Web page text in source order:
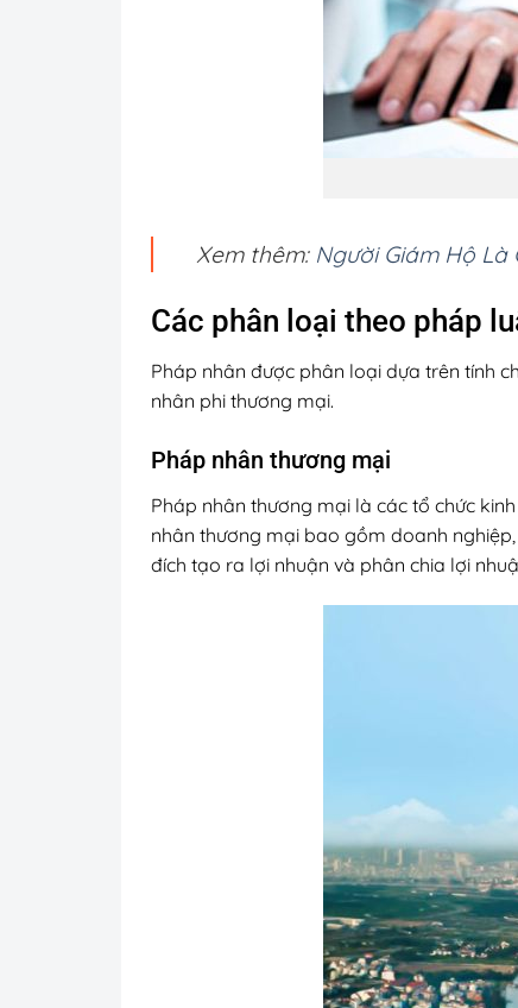
Xem thêm: Người Giám Hộ Là
Các phân loại theo pháp
Pháp nhân được phân loại dựa trên tính
nhân phi thương mại.
Pháp nhân thương mại
Pháp nhân thương mại là các tổ chức
nhân thương mại bao gồm doanh
đích tạo ra lợi nhuận và phân chia lợi